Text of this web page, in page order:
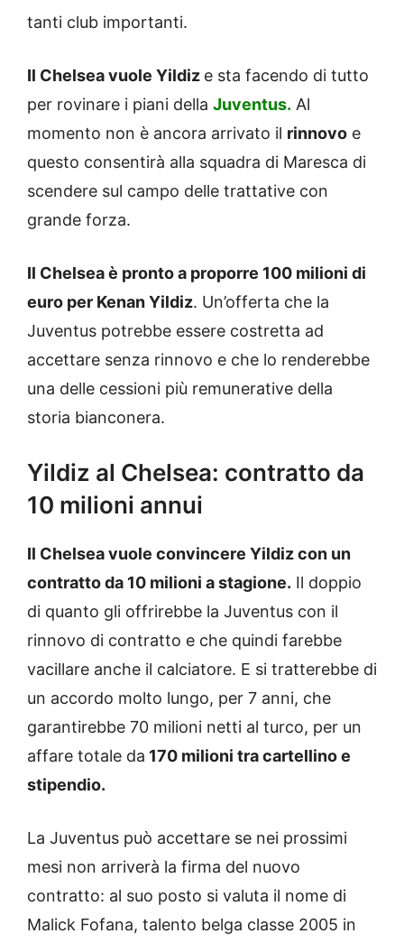
tanti club importanti.
Il Chelsea vuole Yildiz e sta facendo di tutto
per rovinare i piani della Juventus. Al
momento non è ancora arrivato il rinnovo e
questo consentirà alla squadra di Maresca di
scendere sul campo delle trattative con
grande forza.
Il Chelsea è pronto a proporre 100 milioni di
euro per Kenan Yildiz. Un’offerta che la
Juventus potrebbe essere costretta ad
accettare senza rinnovo e che lo renderebbe
una delle cessioni più remunerative della
storia bianconera.
Yildiz al Chelsea: contratto da
10 milioni annui
Il Chelsea vuole convincere Yildiz con un
contratto da 10 milioni a stagione. Il doppio
di quanto gli offrirebbe la Juventus con il
rinnovo di contratto e che quindi farebbe
vacillare anche il calciatore. E si tratterebbe di
un accordo molto lungo, per 7 anni, che
garantirebbe 70 milioni netti al turco, per un
affare totale da 170 milioni tra cartellino e
stipendio.
La Juventus può accettare se nei prossimi
mesi non arriverà la firma del nuovo
contratto: al suo posto si valuta il nome di
Malick Fofana, talento belga classe 2005 in